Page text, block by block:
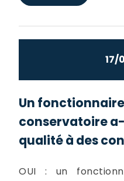
17/
Un
conservatoire
qualité à des
OUI : un